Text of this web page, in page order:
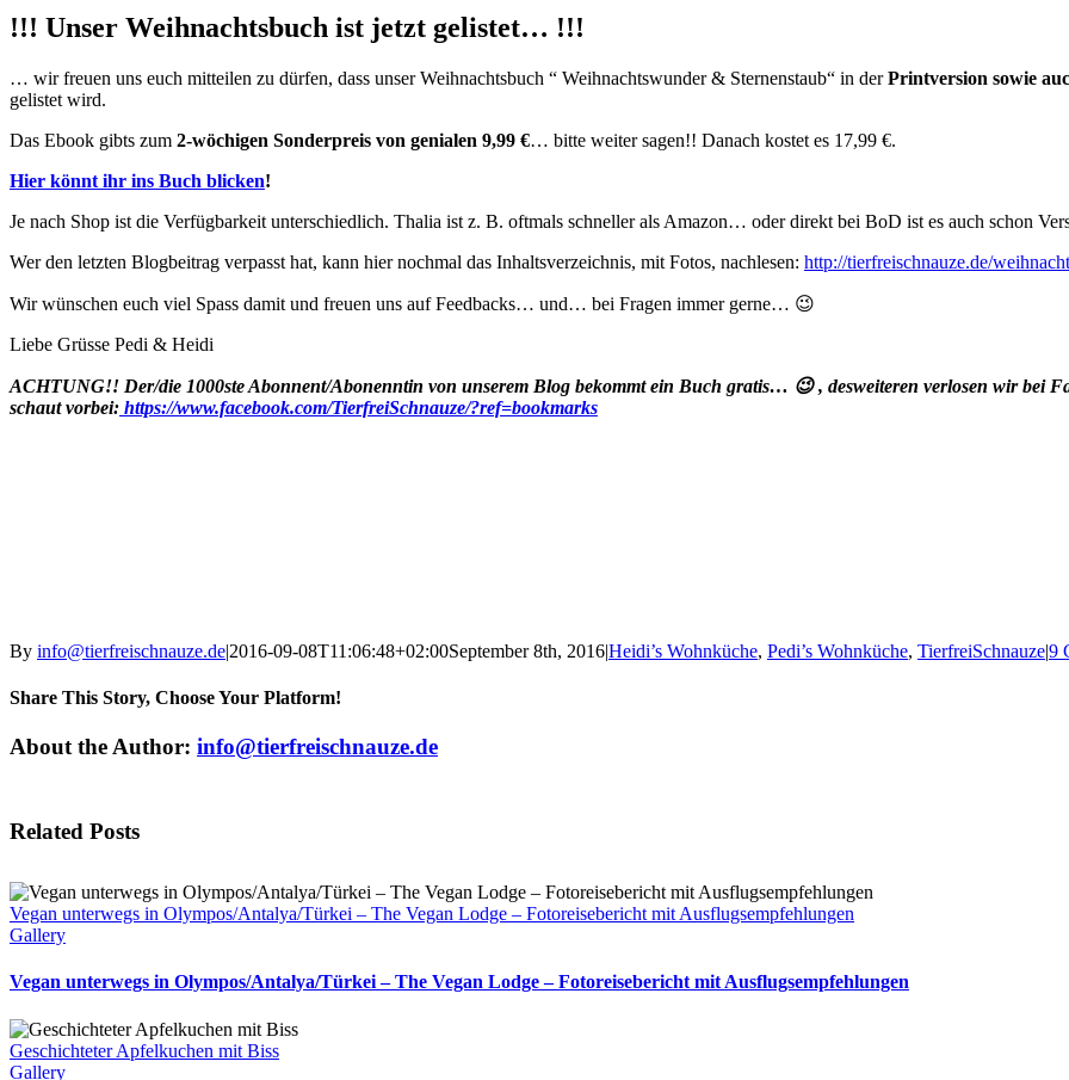
Image
!!! Unser Weihnachtsbuch ist jetzt gelistet… !!!
… wir freuen uns euch mitteilen zu dürfen, dass unser Weihnachtsbuch “ Weihnachtswunder & Sternenstaub“ in derPrintversion sowie
gelistet wird.
Das Ebook gibts zum 2-wöchigen Sonderpreis von genialen 9,99 €… bitte weiter sagen!! Danach kostet es 17,99 €.
Hier könnt ihr ins Buch blicken!
Je nach Shop ist die Verfügbarkeit unterschiedlich. Thalia ist z. B. oftmals schneller als Amazon… oder direkt bei BoD ist es auch schon
Wer den letzten Blogbeitrag verpasst hat, kann hier nochmal das Inhaltsverzeichnis, mit Fotos, nachlesen: http://tierfreischnauze.de/
Wir wünschen euch viel Spass damit und freuen uns auf Feedbacks… und… bei Fragen immer gerne… 😉
Liebe Grüsse Pedi & Heidi
ACHTUNG!! Der/die 1000ste Abonnent/Abonenntin von unserem Blog bekommt ein Buch gratis… 😉 , desweiteren verlosen wir bei
schaut vorbei: https://www.facebook.com/TierfreiSchnauze/?ref=bookmarks
By info@tierfreischnauze.de|2016-09-08T11:06:48+02:00September 8th, 2016|Heidi’s Wohnküche, Pedi’s Wohnküche, TierfreiSchnauze|9
Share This Story, Choose Your Platform!
Facebook
X
Reddit
LinkedIn
Tumblr
Pinterest
Vk
Email
About the Author: info@tierfreischnauze.de
Related Posts
Vegan unterwegs in Olympos/Antalya/Türkei – The Vegan Lodge – Fotoreisebericht mit Ausflugsempfehlungen
Gallery
Vegan unterwegs in Olympos/Antalya/Türkei – The Vegan Lodge – Fotoreisebericht mit Ausflugsempfehlungen
Geschichteter Apfelkuchen mit Biss
Gallery